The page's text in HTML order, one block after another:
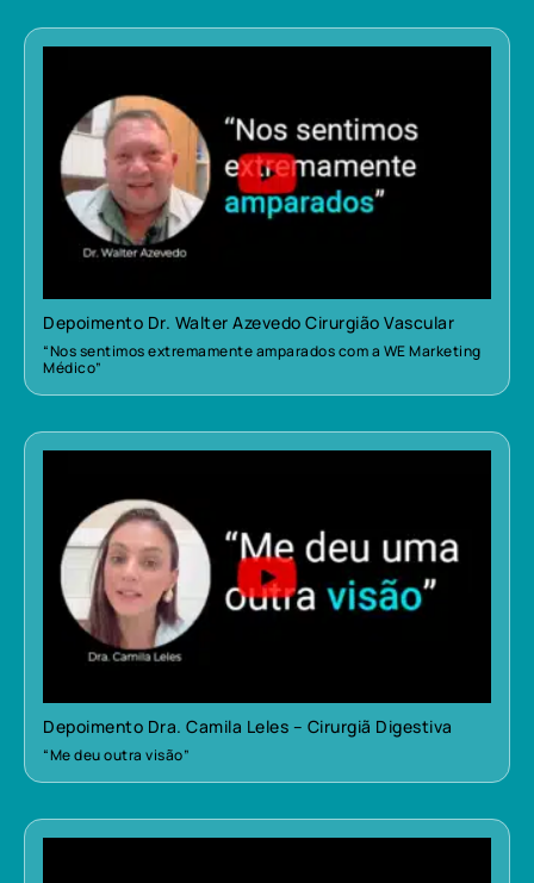
Depoimento Dr. Walter Azevedo Cirurgião Vascular
“Nos sentimos extremamente amparados com a WE Marketing
Médico”
Depoimento Dra. Camila Leles – Cirurgiã Digestiva
“Me deu outra visão”